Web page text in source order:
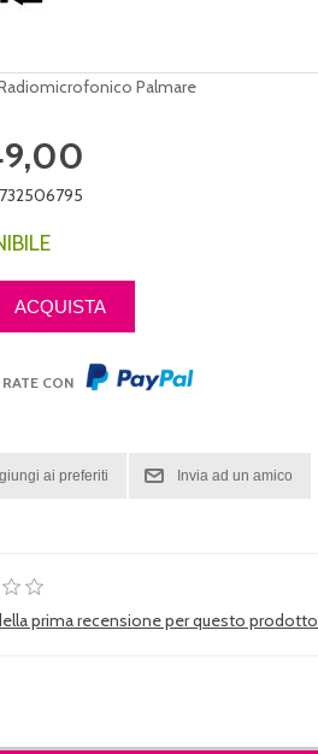
Palmare
CON
prima recensione per questo prodotto